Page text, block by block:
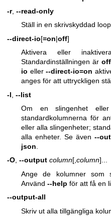
-r, --read-only
Ställ in en skrivskyddad
--direct-io[=on|off]
Aktivera eller
Standardinställningen är off
io eller--direct-io=on
anges för att uttryckligen
-l --list
Om en slingenhet
standardkolumnerna för
eller alla slingenheter;
alla enheter. Se även --
json
-O, --output column[,column]...
Ange de kolumner som
Använd --help för att få en
--output-all
Skriv ut alla tillgängliga